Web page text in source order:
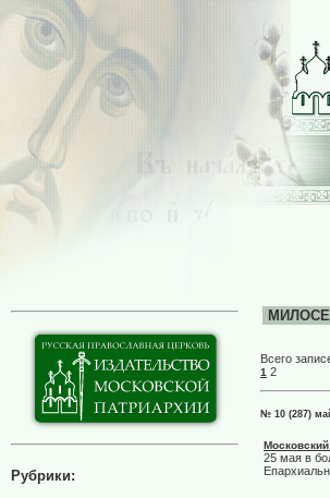
Рубрики:
Всего
1 2
№ 10 (287)
25 мая в